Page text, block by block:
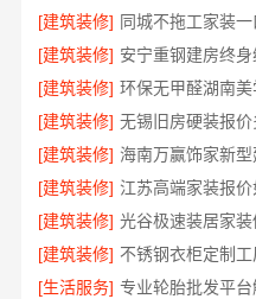
[建筑装修]
[建筑装修]
[建筑装修] 环保无甲醛湖南
[建筑装修] 无锡旧房硬装报
[建筑装修]
[建筑装修] 江苏高端家装报
[建筑装修]
[建筑装修]
[生活服务] 专业轮胎批发平